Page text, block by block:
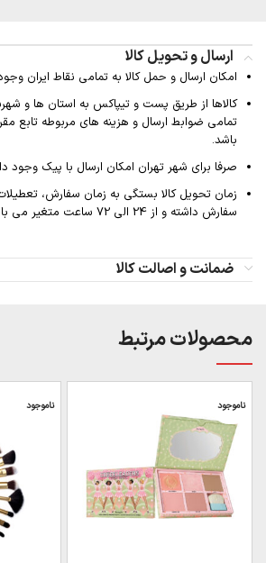
ارسال و تحویل کالا
امکان ارسال و حمل کالا به تمامی نقاط ایران
کالاها از طریق پست و تیپاکس به استان ها و
تمامی ضوابط ارسال و هزینه های مربوطه تابع
باشد.
صرفا برای شهر تهران امکان ارسال با پیک وجود
زمان تحویل کالا بستگی به زمان سفارش،
سفارش داشته و از 24 الی 72 ساعت متغیر می باشد.
ضمانت و اصالت کالا
محصولات مرتبط
ناموجود ناموجود